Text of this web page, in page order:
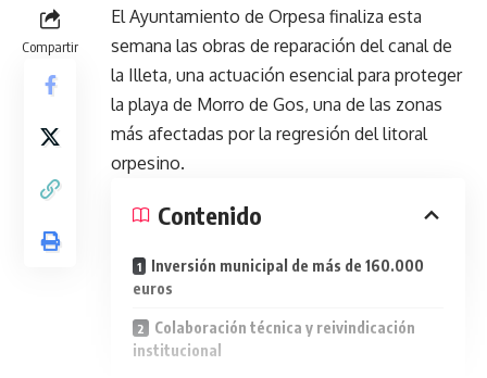
Compartir
El Ayuntamiento de Orpesa finaliza esta
semana las obras de reparación del canal de
la Illeta, una actuación esencial para proteger
la playa de Morro de Gos, una de las zonas
más afectadas por la regresión del litoral
orpesino.
Contenido
Inversión municipal de más de 160.000
euros
Colaboración técnica y reivindicación
institucional